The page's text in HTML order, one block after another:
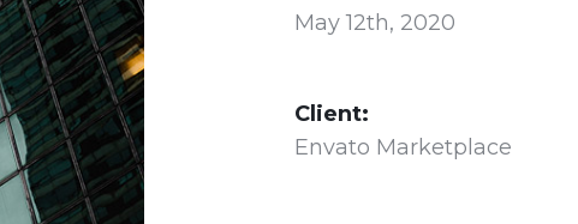
May 12th, 2020
Client:
Envato Marketplace